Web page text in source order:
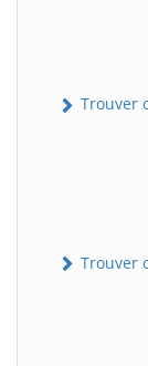
Trouver
Trouver